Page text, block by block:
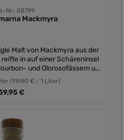
Nr.: 08799
Mackmyra
Malt von Mackmyra aus der
reifte in auf einer Schäreninsel
und Olorosofässern und
Flaschen limitiert. Gebrannt
Whisky am 06.01.2009 und
den Mackmyra Whiskys der
anderen Lager.
(119,90 € / 1 Liter)
Preis:
€